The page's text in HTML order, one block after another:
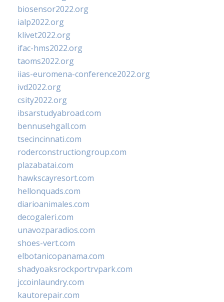
biosensor2022.org
ialp2022.org
klivet2022.org
ifac-hms2022.org
taoms2022.org
iias-euromena-conference2022.org
ivd2022.org
csity2022.org
ibsarstudyabroad.com
bennusehgall.com
tsecincinnati.com
roderconstructiongroup.com
plazabatai.com
hawkscayresort.com
hellonquads.com
diarioanimales.com
decogaleri.com
unavozparadios.com
shoes-vert.com
elbotanicopanama.com
shadyoaksrockportrvpark.com
jccoinlaundry.com
kautorepair.com